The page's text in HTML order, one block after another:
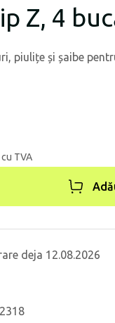
Z, 4
piulițe și șaibe
cu TVA
deja 12.08.2026